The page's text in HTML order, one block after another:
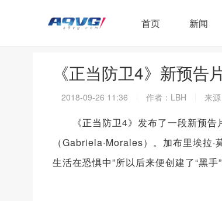
首页 新闻
《正当防卫4》新预告
2018-09-26 11:36 作者：LBH 来
《正当防卫4》发布了一段新预告片
（Gabriela·Morales）。加布里埃拉
生活在恐惧中”所以后来便创建了“黑